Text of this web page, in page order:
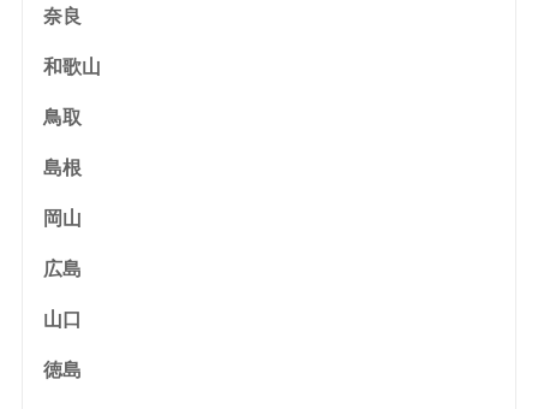
奈良
和歌山
鳥取
島根
岡山
広島
山口
徳島